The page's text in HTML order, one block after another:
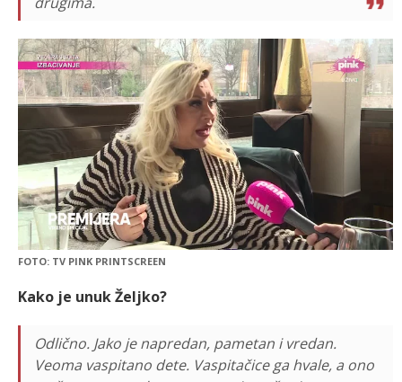
FOTO: TV PINK PRINTSCREEN
Kako je unuk Željko?
Odlično. Jako je napredan, pametan i vredan.
Veoma vaspitano dete. Vaspitačice ga hvale, a ono